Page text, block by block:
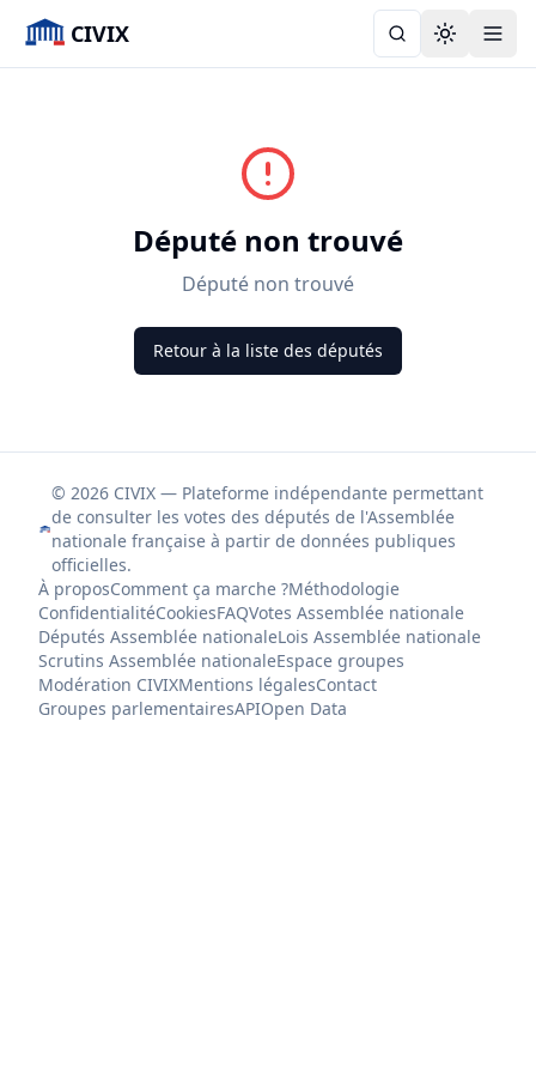
CIVIX Toggle
Député non trouvé
Député non trouvé
Retour à la liste des députés
© 2026 CIVIX — Plateforme indépendante permettant
de consulter les votes des députés de l'Assemblée
nationale française à partir de données publiques
officielles.
À proposComment ça marche ?Méthodologie
ConfidentialitéCookiesFAQVotes Assemblée nationale
Députés Assemblée nationaleLois Assemblée nationale
Scrutins Assemblée nationaleEspace groupes
Modération CIVIXMentions légalesContact
Groupes parlementairesAPIOpen Data